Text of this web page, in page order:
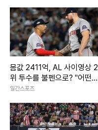
몸값 2411억, AL 사이영상 2
위 투수를 불펜으로? "어떤
방식이든 상관없다"
일간스포츠